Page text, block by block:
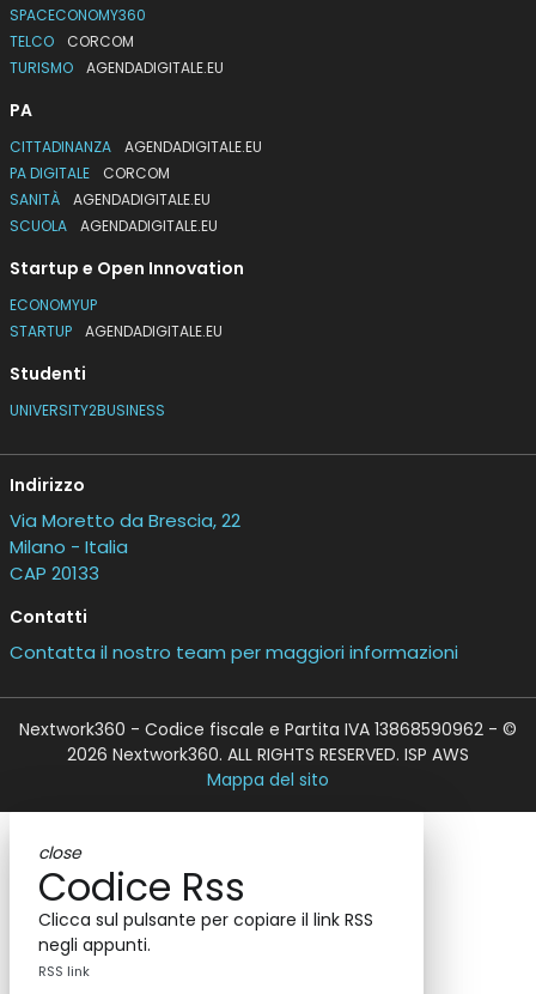
SPACECONOMY360
TELCO
CORCOM
TURISMO
AGENDADIGITALE.EU
PA
CITTADINANZA
AGENDADIGITALE.EU
PA DIGITALE
CORCOM
SANITÀ
AGENDADIGITALE.EU
SCUOLA
AGENDADIGITALE.EU
Startup e Open Innovation
ECONOMYUP
STARTUP
AGENDADIGITALE.EU
Studenti
UNIVERSITY2BUSINESS
Indirizzo
Via Moretto da Brescia, 22
Milano - Italia
CAP 20133
Contatti
Contatta il nostro team per maggiori informazioni
Nextwork360 - Codice fiscale e Partita IVA 13868590962 - ©
2026 Nextwork360. ALL RIGHTS RESERVED. ISP AWS
Mappa del sito
close
Codice Rss
Clicca sul pulsante per copiare il link RSS
negli appunti.
RSS link